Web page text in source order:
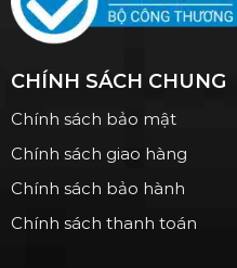
CHÍNH SÁCH CHUNG
Chính sách bảo mật
Chính sách giao hàng
Chính sách bảo hành
Chính sách thanh toán